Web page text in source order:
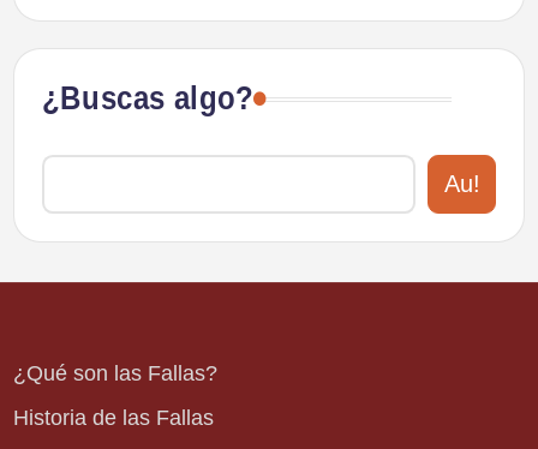
¿Buscas algo?
Au!
¿Qué son las Fallas?
Historia de las Fallas